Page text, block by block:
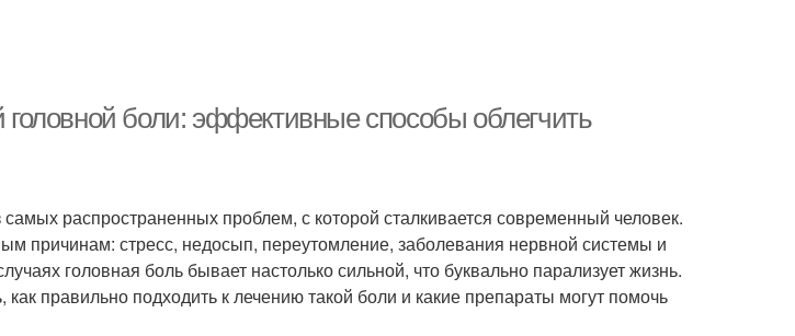
головной боли: эффективные способы облегчить
распространенных проблем, с которой сталкивается современный человек.
причинам: стресс, недосып, переутомление, заболевания нервной системы и
головная боль бывает настолько сильной, что буквально парализует жизнь.
правильно подходить к лечению такой боли и какие препараты могут помочь